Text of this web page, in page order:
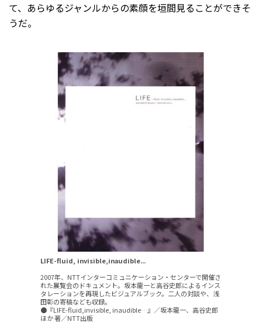
て、あらゆるジャンルからの素顔を垣間見ることができそ
うだ。
LIFE-fluid, invisible,inaudible...
2007年、NTTインターコミュニケーション・センターで開催さ
れた展覧会のドキュメント。坂本龍一と高谷史郎によるインス
タレーションを再現したビジュアルブック。二人の対談や、浅
田彰の寄稿なども収録。
●『LIFE-fluid,invisible, inaudible…』／坂本龍一、高谷史郎
ほか 著／NTT出版